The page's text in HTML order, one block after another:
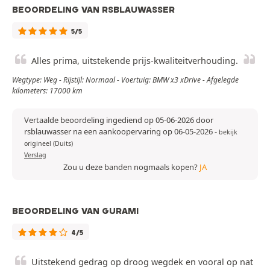
BEOORDELING VAN RSBLAUWASSER
5/5
Alles prima, uitstekende prijs-kwaliteitverhouding.
Wegtype: Weg - Rijstijl: Normaal - Voertuig: BMW x3 xDrive - Afgelegde
kilometers: 17000 km
Vertaalde beoordeling ingediend op 05-06-2026 door
rsblauwasser na een aankoopervaring op 06-05-2026- bekijk
origineel (Duits)
Verslag
Zou u deze banden nogmaals kopen? JA
BEOORDELING VAN GURAMI
4/5
Uitstekend gedrag op droog wegdek en vooral op nat